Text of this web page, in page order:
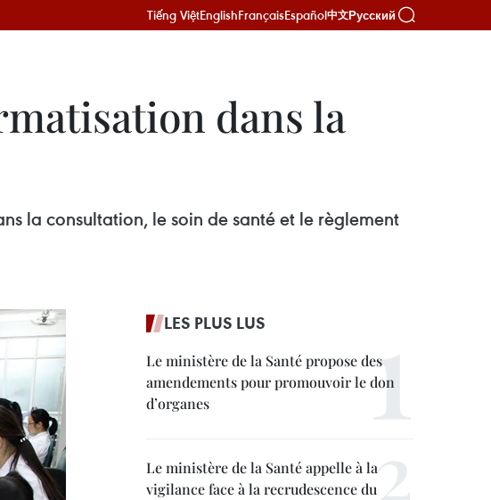
Tiếng ViệtEnglishFrançaisEspañol中文Русский
dans la
la consultation, le soin de santé et le règlement
LES PLUS LUS
Le ministère de la Santé propose des
amendements pour promouvoir le don
d’organes
Le ministère de la Santé appelle à la
vigilance face à la recrudescence du